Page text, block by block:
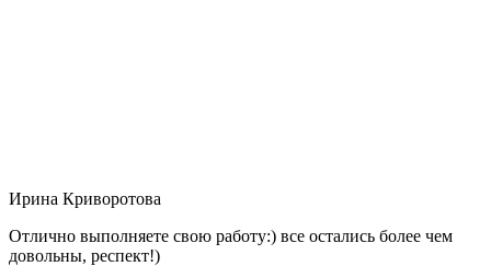
Ирина Криворотова
Отлично выполняете свою работу:) все остались более чем
довольны, респект!)